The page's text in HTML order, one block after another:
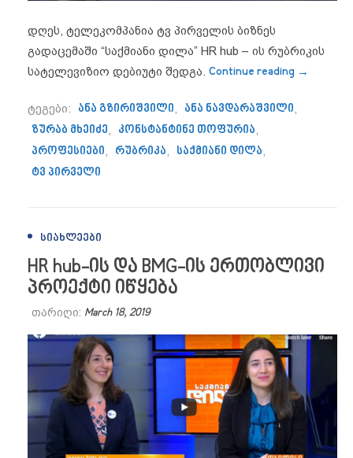
დღეს, ტელეკომპანია ტვ პირველის ბიზნეს
გადაცემაში “საქმიანი დილა” HR hub – ის რუბრიკის
სატელევიზიო დებიუტი შედგა. Continue reading “TV
→
ტეგები: ანა გზირიშვილი, ანა ნავდარაშვილი,
ზურაბ მხეიძე, კონსტანტინე თოფურია,
პროფესიები, რუბრიკა, საქმიანი დილა,
ტვ პირველი
ᲡᲘᲐᲮᲚᲔᲔᲑᲘ
HR hub-ის და BMG-ის ერთობლივი
პროექტი იწყება
თარიღი: March 18, 2019